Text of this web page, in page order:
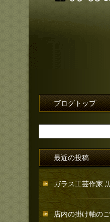
ブログトップ
最近の投稿
店内の掛け軸の